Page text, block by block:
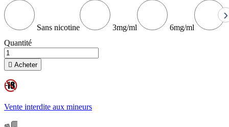
Sans nicotine 3mg/ml 6mg/ml
›
Quantité
 Acheter
Vente interdite aux mineurs